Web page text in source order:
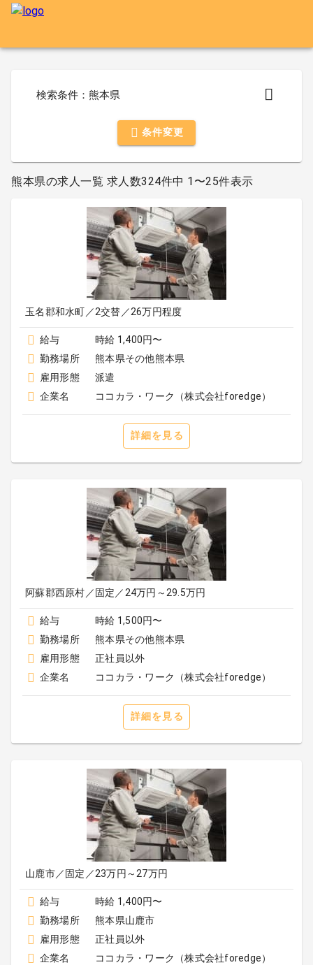
検索条件：熊本県
条件変更
熊本県の求人一覧 求人数324件中 1〜25件表示
玉名郡和水町／2交替／26万円程度
給与
時給 1,400円〜
勤務場所
熊本県その他熊本県
雇用形態
派遣
企業名
ココカラ・ワーク（株式会社foredge）
詳細を見る
阿蘇郡西原村／固定／24万円～29.5万円
給与
時給 1,500円〜
勤務場所
熊本県その他熊本県
雇用形態
正社員以外
企業名
ココカラ・ワーク（株式会社foredge）
詳細を見る
山鹿市／固定／23万円～27万円
給与
時給 1,400円〜
勤務場所
熊本県山鹿市
雇用形態
正社員以外
企業名
ココカラ・ワーク（株式会社foredge）